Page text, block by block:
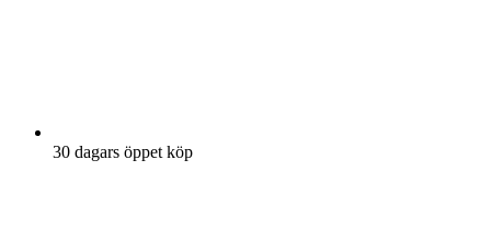
30 dagars öppet köp